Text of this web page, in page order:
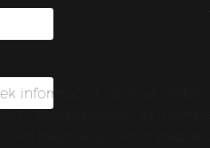
információt tárolnak
szolgáltatások, az
használjuk. Azon